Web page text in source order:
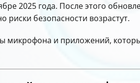
2025 года. После этого
риски безопасности возрастут.
микрофона и приложений,